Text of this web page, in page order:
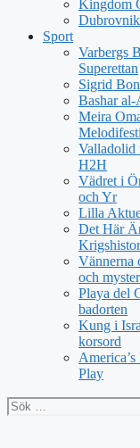
Kingdom
Sport
Varbergs
Superettan
Sigrid
Bashar
Meira
Valladolid
H2H
Vädret i
och Yr
Lilla
Det Här
Vännerna
och
Playa del
badorten
Kung i
korsord
Play
Sök
efter: